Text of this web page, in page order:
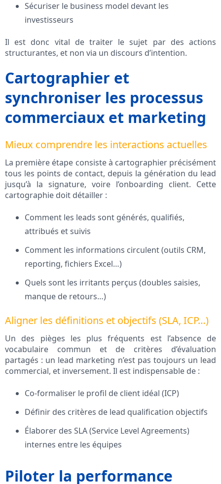
Sécuriser le business model devant les
investisseurs
Il est donc vital de traiter le sujet par des actions
structurantes, et non via un discours d’intention.
Cartographier et
synchroniser les processus
commerciaux et marketing
Mieux comprendre les interactions actuelles
La première étape consiste à cartographier précisément
tous les points de contact, depuis la génération du lead
jusqu’à la signature, voire l’onboarding client. Cette
cartographie doit détailler :
Comment les leads sont générés, qualifiés,
attribués et suivis
Comment les informations circulent (outils CRM,
reporting, fichiers Excel…)
Quels sont les irritants perçus (doubles saisies,
manque de retours…)
Aligner les définitions et objectifs (SLA, ICP…)
Un des pièges les plus fréquents est l’absence de
vocabulaire commun et de critères d’évaluation
partagés : un lead marketing n’est pas toujours un lead
commercial, et inversement. Il est indispensable de :
Co-formaliser le profil de client idéal (ICP)
Définir des critères de lead qualification objectifs
Élaborer des SLA (Service Level Agreements)
internes entre les équipes
Piloter la performance